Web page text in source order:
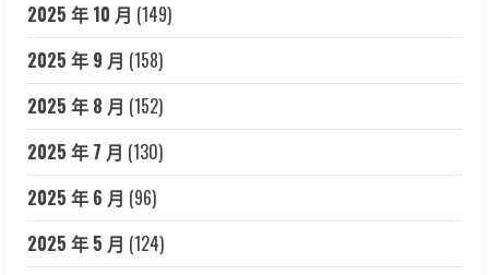
2025 年 10 月 (149)
2025 年 9 月 (158)
2025 年 8 月 (152)
2025 年 7 月 (130)
2025 年 6 月 (96)
2025 年 5 月 (124)